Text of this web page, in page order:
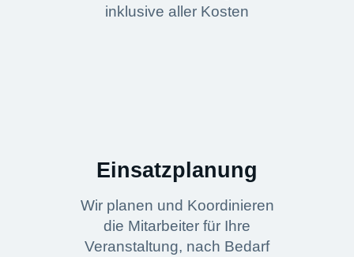
inklusive aller Kosten
Einsatzplanung
Wir planen und Koordinieren
die Mitarbeiter für Ihre
Veranstaltung, nach Bedarf